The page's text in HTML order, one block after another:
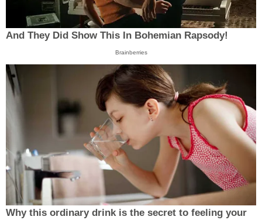
And They Did Show This In Bohemian Rapsody!
Brainberries
Why this ordinary drink is the secret to feeling your